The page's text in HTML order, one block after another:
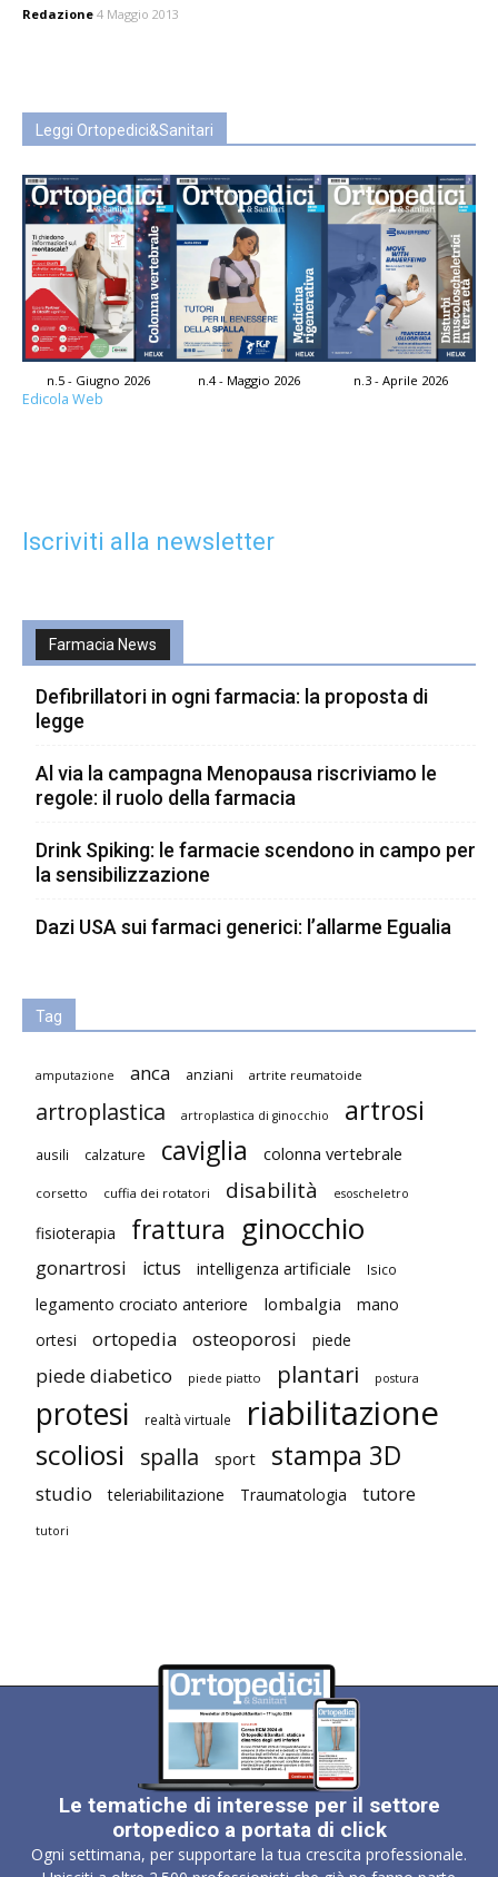
Redazione 4 Maggio 2013
Leggi Ortopedici&Sanitari
n.5 - Giugno 2026 n.4 - Maggio 2026 n.3 - Aprile 2026
Edicola Web
Iscriviti alla newsletter
Farmacia News
Defibrillatori in ogni farmacia: la proposta di
legge
Al via la campagna Menopausa riscriviamo le
regole: il ruolo della farmacia
Drink Spiking: le farmacie scendono in campo per
la sensibilizzazione
Dazi USA sui farmaci generici: l’allarme Egualia
Tag
amputazione anca anziani artrite reumatoide
artroplastica artroplastica di ginocchio artrosi
ausili calzature caviglia colonna vertebrale
corsetto cuffia dei rotatori disabilità esoscheletro
fisioterapia frattura ginocchio
gonartrosi ictus intelligenza artificiale Isico
legamento crociato anteriore lombalgia
mano
ortesi
ortopedia osteoporosi piede
piede diabetico piede piatto plantari postura
protesi realtà virtuale riabilitazione
scoliosi spalla sport stampa 3D
studio teleriabilitazione Traumatologia tutore
tutori
Le tematiche di interesse per il settore
ortopedico a portata di click
Ogni settimana, per supportare la tua crescita professionale.